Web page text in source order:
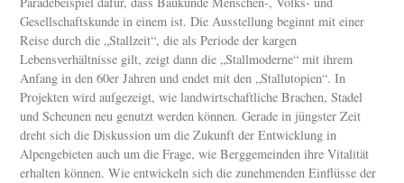
Gesellschaftskunde in einem ist. Die Ausstellung beginnt mit einer
Reise durch die „Stallzeit“, die als Periode der kargen
Lebensverhältnisse gilt, zeigt dann die „Stallmoderne“ mit ihrem
Anfang in den 60er Jahren und endet mit den „Stallutopien“. In
Projekten wird aufgezeigt, wie landwirtschaftliche Brachen, Stadel
und Scheunen neu genutzt werden können. Gerade in jüngster Zeit
dreht sich die Diskussion um die Zukunft der Entwicklung in
Alpengebieten auch um die Frage, wie Berggemeinden ihre Vitalität
erhalten können. Wie entwickeln sich die zunehmenden Einflüsse der